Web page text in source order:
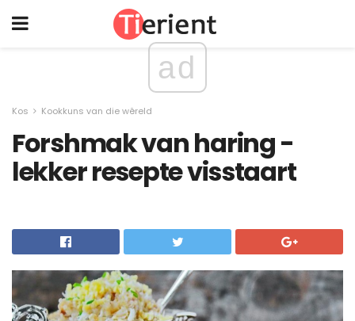
ad
Kos Kookkuns van die wêreld
Forshmak van haring -
lekker resepte visstaart